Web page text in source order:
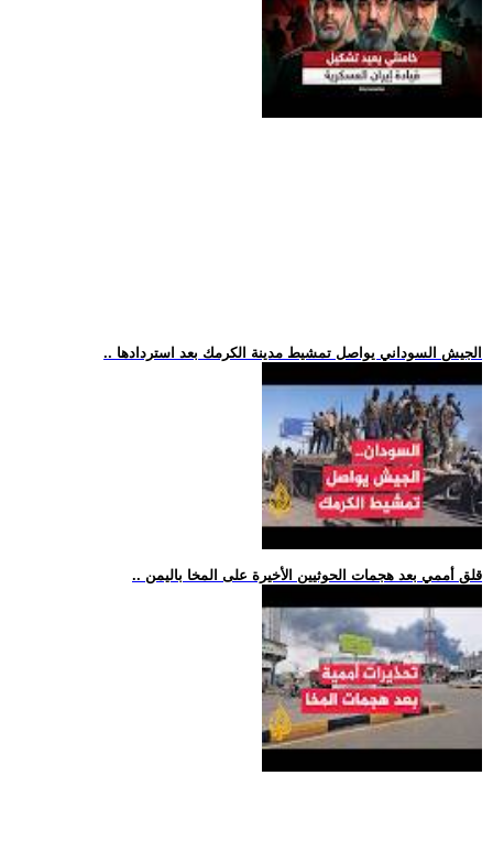
.. الجيش السوداني يواصل تمشيط مدينة الكرمك بعد استردادها
.. قلق أممي بعد هجمات الحوثيين الأخيرة على المخا باليمن